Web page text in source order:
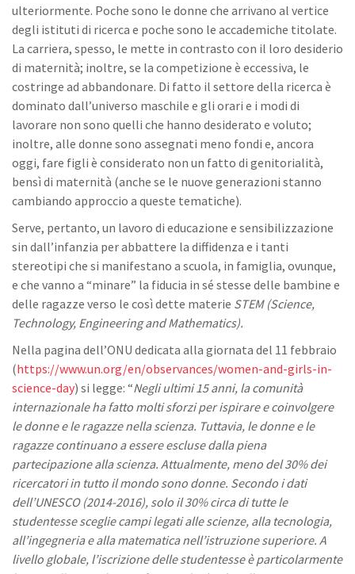
ulteriormente. Poche sono le donne che arrivano al vertice
degli istituti di ricerca e poche sono le accademiche titolate.
La carriera, spesso, le mette in contrasto con il loro desiderio
di maternità; inoltre, se la competizione è eccessiva, le
costringe ad abbandonare. Di fatto il settore della ricerca è
dominato dall’universo maschile e gli orari e i modi di
lavorare non sono quelli che hanno desiderato e voluto;
inoltre, alle donne sono assegnati meno fondi e, ancora
oggi, fare figli è considerato non un fatto di genitorialità,
bensì di maternità (anche se le nuove generazioni stanno
cambiando approccio a queste tematiche).
Serve, pertanto, un lavoro di educazione e sensibilizzazione
sin dall’infanzia per abbattere la diffidenza e i tanti
stereotipi che si manifestano a scuola, in famiglia, ovunque,
e che vanno a “minare” la fiducia in sé stesse delle bambine e
delle ragazze verso le così dette materie STEM (Science,
Technology, Engineering and Mathematics).
Nella pagina dell’ONU dedicata alla giornata del 11 febbraio
(https://www.un.org/en/observances/women-and-girls-in-
science-day) si legge: “Negli ultimi 15 anni, la comunità
internazionale ha fatto molti sforzi per ispirare e coinvolgere
le donne e le ragazze nella scienza. Tuttavia, le donne e le
ragazze continuano a essere escluse dalla piena
partecipazione alla scienza. Attualmente, meno del 30% dei
ricercatori in tutto il mondo sono donne. Secondo i dati
dell’UNESCO (2014-2016), solo il 30% circa di tutte le
studentesse sceglie campi legati alle scienze, alla tecnologia,
all’ingegneria e alla matematica nell’istruzione superiore. A
livello globale, l’iscrizione delle studentesse è particolarmente